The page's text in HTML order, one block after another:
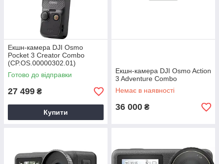
Екшн-камера DJI Osmo
Pocket 3 Creator Combo
(CP.OS.00000302.01)
Готово до відправки
27 499 ₴
Купити
Екшн-камера DJI Osmo Action
3 Adventure Combo
Немає в наявності
36 000 ₴